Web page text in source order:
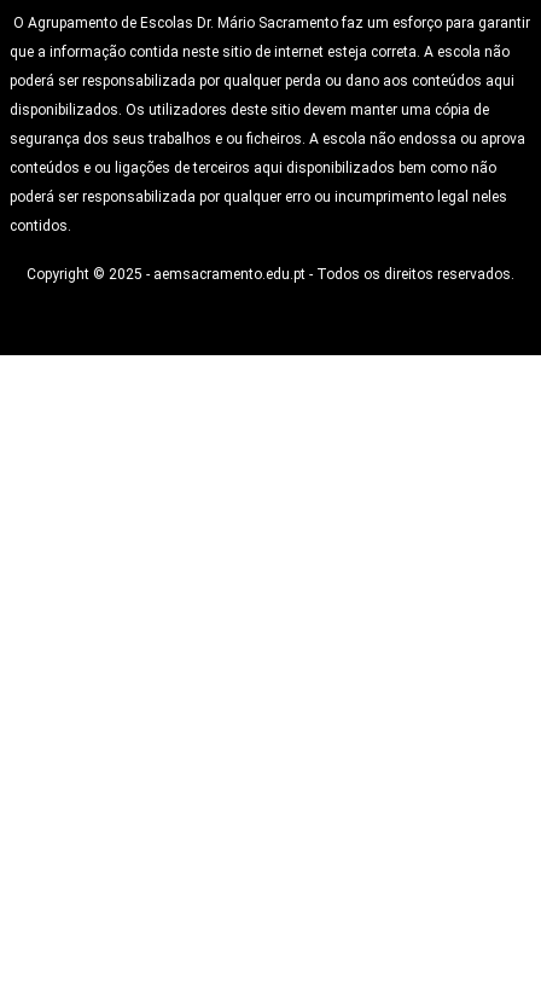
O Agrupamento de Escolas Dr. Mário Sacramento faz um esforço para garantir
que a informação contida neste sitio de internet esteja correta. A escola não
poderá ser responsabilizada por qualquer perda ou dano aos conteúdos aqui
disponibilizados. Os utilizadores deste sitio devem manter uma cópia de
segurança dos seus trabalhos e ou ficheiros. A escola não endossa ou aprova
conteúdos e ou ligações de terceiros aqui disponibilizados bem como não
poderá ser responsabilizada por qualquer erro ou incumprimento legal neles
contidos.
Copyright © 2025 - aemsacramento.edu.pt - Todos os direitos reservados.